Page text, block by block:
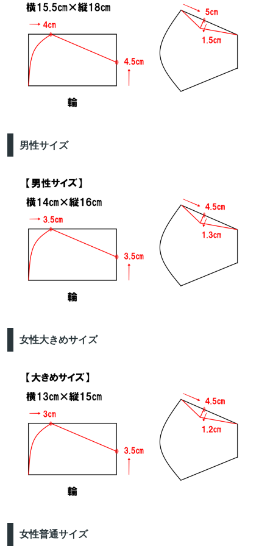
男性サイズ
女性大きめサイズ
女性普通サイズ